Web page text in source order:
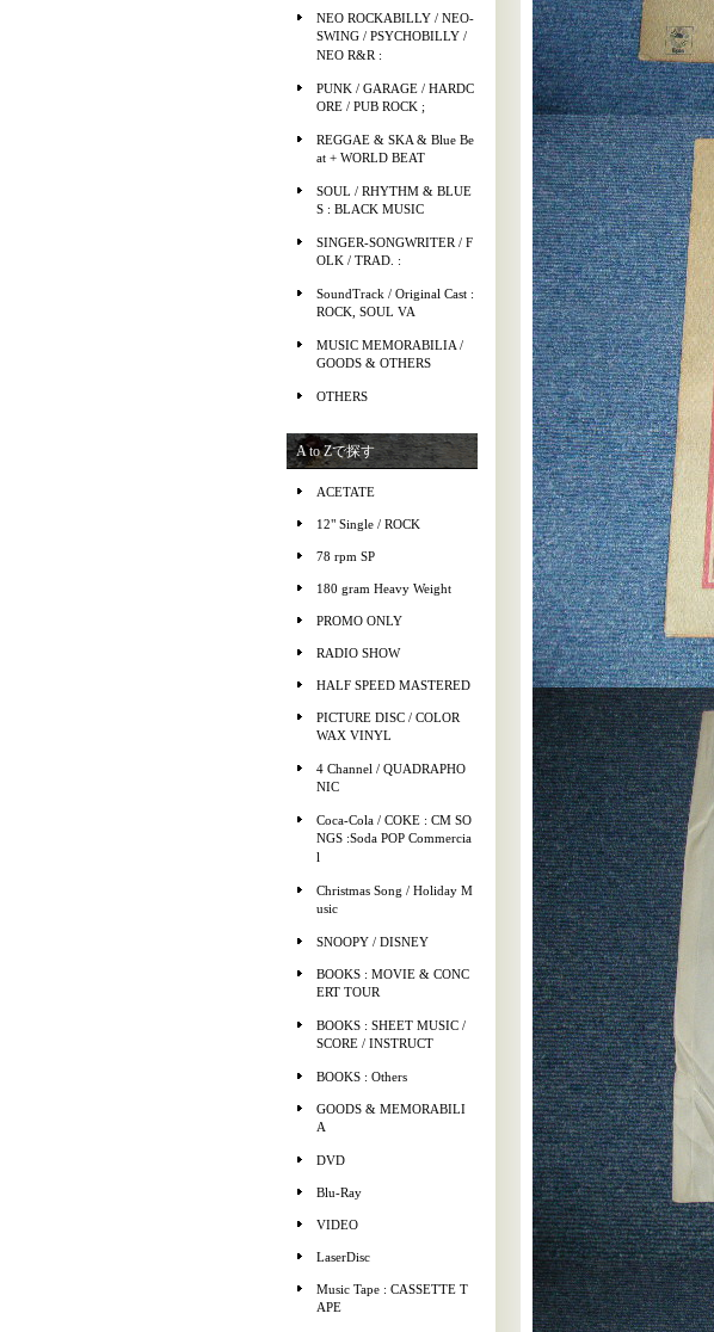
NEO ROCKABILLY / NEO-
SWING / PSYCHOBILLY /
NEO R&R :
PUNK / GARAGE / HARDC
ORE / PUB ROCK ;
REGGAE & SKA & Blue Be
at + WORLD BEAT
SOUL / RHYTHM & BLUE
S : BLACK MUSIC
SINGER-SONGWRITER / F
OLK / TRAD. :
SoundTrack / Original Cast :
ROCK, SOUL VA
MUSIC MEMORABILIA /
GOODS & OTHERS
OTHERS
A to Zで探す
ACETATE
12" Single / ROCK
78 rpm SP
180 gram Heavy Weight
PROMO ONLY
RADIO SHOW
HALF SPEED MASTERED
PICTURE DISC / COLOR
WAX VINYL
4 Channel / QUADRAPHO
NIC
Coca-Cola / COKE : CM SO
NGS :Soda POP Commercia
l
Christmas Song / Holiday M
usic
SNOOPY / DISNEY
BOOKS : MOVIE & CONC
ERT TOUR
BOOKS : SHEET MUSIC /
SCORE / INSTRUCT
BOOKS : Others
GOODS & MEMORABILI
A
DVD
Blu-Ray
VIDEO
LaserDisc
Music Tape : CASSETTE T
APE